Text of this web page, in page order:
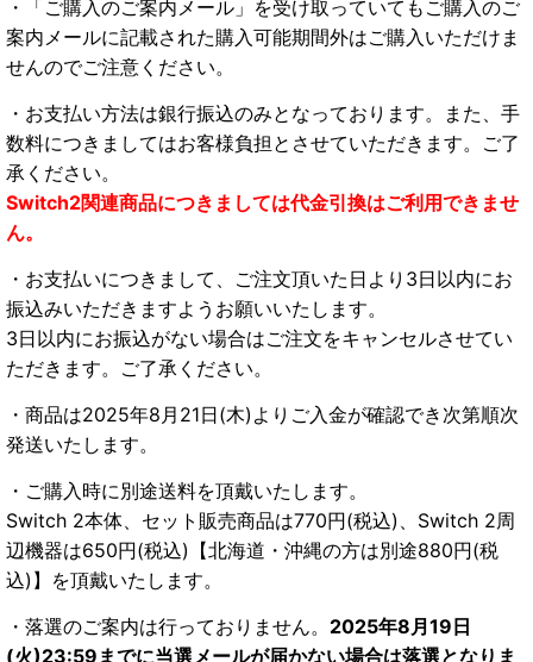
・「ご購入のご案内メール」を受け取っていてもご購入のご
案内メールに記載された購入可能期間外はご購入いただけま
せんのでご注意ください。
・お支払い方法は銀行振込のみとなっております。また、手
数料につきましてはお客様負担とさせていただきます。ご了
承ください。
Switch2関連商品につきましては代金引換はご利用できませ
ん。
・お支払いにつきまして、ご注文頂いた日より3日以内にお
振込みいただきますようお願いいたします。
3日以内にお振込がない場合はご注文をキャンセルさせてい
ただきます。ご了承ください。
・商品は2025年8月21日(木)よりご入金が確認でき次第順次
発送いたします。
・ご購入時に別途送料を頂戴いたします。
Switch 2本体、セット販売商品は770円(税込)、Switch 2周
辺機器は650円(税込)【北海道・沖縄の方は別途880円(税
込)】を頂戴いたします。
・落選のご案内は行っておりません。 2025年8月19日
(火)23:59までに当選メールが届かない場合は落選となりま